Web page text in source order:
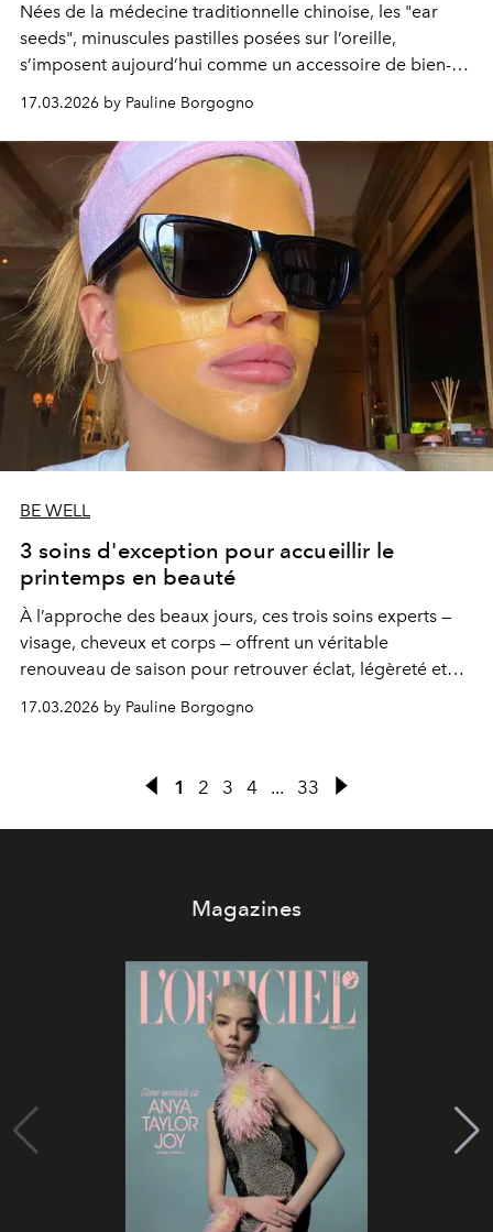
Nées de la médecine traditionnelle chinoise, les "ear
seeds", minuscules pastilles posées sur l’oreille,
s’imposent aujourd’hui comme un accessoire de bien-
être aussi discret que tendance.
17.03.2026 by Pauline Borgogno
BE WELL
3 soins d'exception pour accueillir le
printemps en beauté
À l’approche des beaux jours, ces trois soins experts —
visage, cheveux et corps — offrent un véritable
renouveau de saison pour retrouver éclat, légèreté et
17.03.2026 by Pauline Borgogno
1 2 3 4 ... 33
Magazines